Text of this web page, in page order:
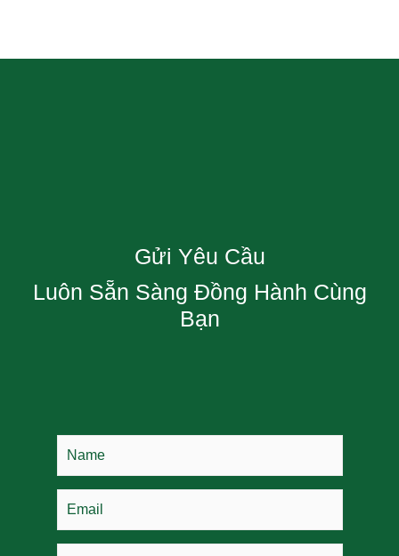
Gửi Yêu Cầu
Luôn Sẵn Sàng Đồng Hành Cùng
Bạn